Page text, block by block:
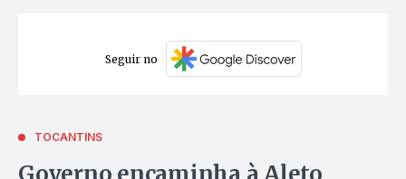
Seguir no
TOCANTINS